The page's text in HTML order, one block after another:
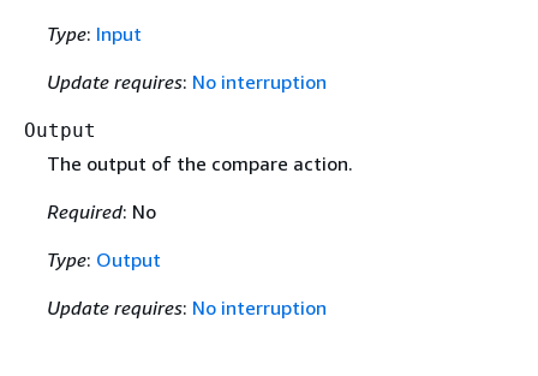
Type: Input
Update requires: No interruption
Output
The output of the compare action.
Required: No
Type: Output
Update requires: No interruption